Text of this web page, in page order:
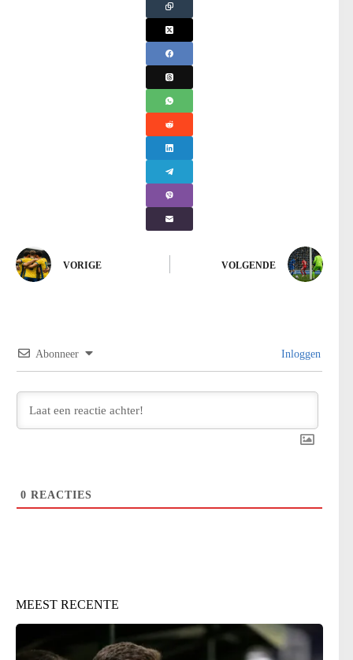
VORIGE VOLGENDE
Abonneer Inloggen
0 REACTIES
MEEST RECENTE